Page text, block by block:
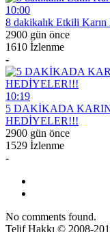
10:00
8 dakikalık Etkili
2900 gün önce
1610 İzlenme
-
10:19
5 DAKİKADA
HEDİYELER!!!
2900 gün önce
1529 İzlenme
-
No comments found.
Telif Hakkı © 2008-